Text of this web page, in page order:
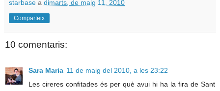
starbase a dimarts, de maig 11, 2010
Comparteix
10 comentaris:
Sara Maria 11 de maig del 2010, a les 23:22
Les cireres confitades és per què avui hi ha la fira de Sant